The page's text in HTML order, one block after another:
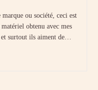
:
ou société, ceci est
obtenu avec mes
surtout ils aiment de…